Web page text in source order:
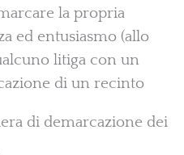
la propria
ed entusiasmo (allo
litiga con un
di un recinto
di demarcazione dei